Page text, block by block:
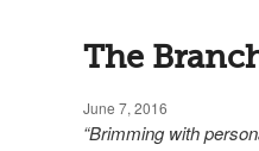
The
June 7, 2016
“Brimming with